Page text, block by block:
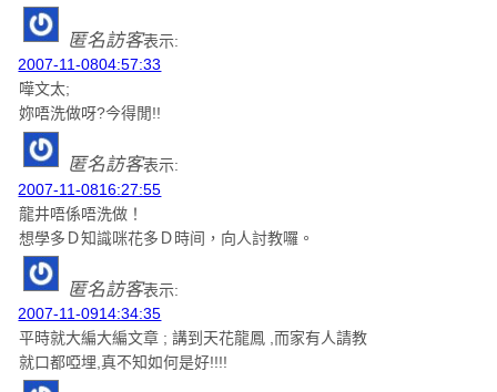
匿名訪客表示:
2007-11-0804:57:33
嘩文太;
妳唔洗做呀?今得閒!!
匿名訪客表示:
2007-11-0816:27:55
龍井唔係唔洗做！
想學多Ｄ知識咪花多Ｄ時间，向人討教囉。
匿名訪客表示:
2007-11-0914:34:35
平時就大編大編文章 ; 講到天花龍鳳 ,而家有人請教
就口都啞埋,真不知如何是好!!!!